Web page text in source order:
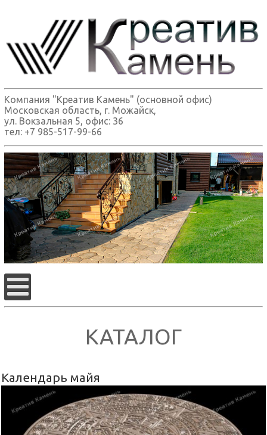
Компания "Креатив Камень" (основной офис)
Московская область, г. Можайск,
ул. Вокзальная 5, офис: 36
тел: +7 985-517-99-66
КАТАЛОГ
Календарь майя